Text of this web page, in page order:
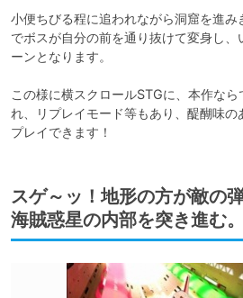
小便ちびる程に追われながら洞窟を進み
でボスが自分の前を通り抜けて変身し
ーンとなります。
この様に横スクロールSTGに、本作な
れ、リプレイモード等もあり、醍醐味の
プレイできます！
スゲ～ッ！地形の方が敵の
海賊惑星の内部を突き進む。